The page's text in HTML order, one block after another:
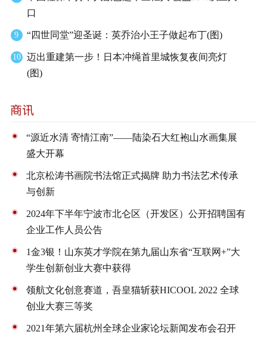
口
9 “四世同堂”迎圣诞：英乔治小王子做起布丁(图)
10
迈出重建第一步！日本冲绳首里城恢复夜间亮灯
(图)
“源近水清 寄情江南”——陆染石大红袍山水画集展
盛大开幕
北京松涛书画院书法馆正式揭牌 助力书法艺术传承
与创新
2024年下半年宁波市北仑区（开发区）公开招聘国有
企业工作人员公告
1金3银！山东英才学院在第九届山东省“互联网+”大
学生创新创业大赛中获得
领航文化创意赛道，吾皇猫斩获HICOOL 2022 全球
创业大赛三等奖
2021年第六届杭州全球企业家论坛新闻发布会召开